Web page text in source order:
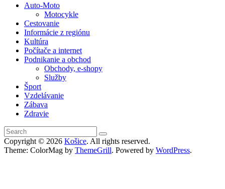
Auto-Moto
Motocykle
Cestovanie
Informácie z regiónu
Kultúra
Počítače a internet
Podnikanie a obchod
Obchody, e-shopy
Služby
Šport
Vzdelávanie
Zábava
Zdravie
Copyright © 2026 Košice. All rights reserved.
Theme: ColorMag by ThemeGrill. Powered by WordPress.